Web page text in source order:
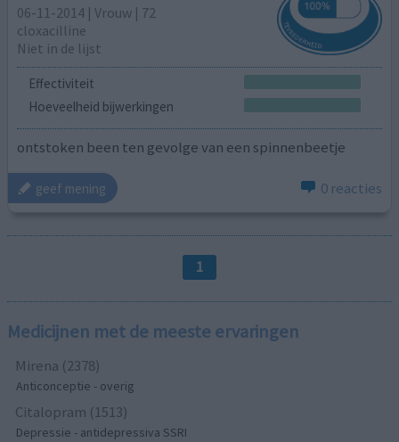
06-11-2014 | Vrouw | 72
cloxacilline
Niet in de lijst
Effectiviteit
Hoeveelheid bijwerkingen
ontstoken been ten gevolge van een spinnenbeetje
geef mening 0 reacties
1
Medicijnen met de meeste ervaringen
Mirena (2378)
Anticonceptie - overig
Citalopram (1513)
Depressie - antidepressiva SSRI